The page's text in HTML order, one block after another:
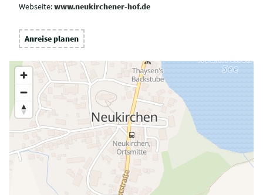
Webseite:www.neukirchener-hof.de
Anreise planen